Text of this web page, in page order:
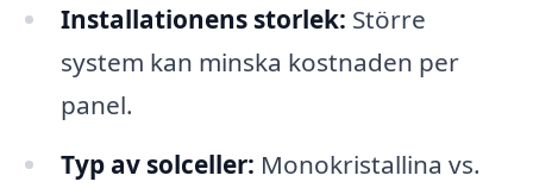
Installationens storlek: Större
system kan minska kostnaden per
panel.
Typ av solceller: Monokristallina vs.